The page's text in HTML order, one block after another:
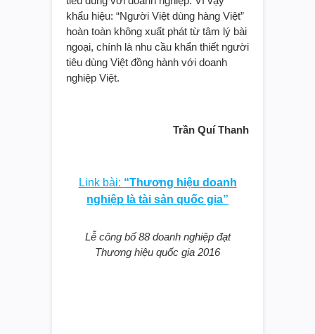
khẩu hiệu: “Người Việt dùng hàng Việt”
hoàn toàn không xuất phát từ tâm lý bài
ngoại, chính là nhu cầu khẩn thiết người
tiêu dùng Việt đồng hành với doanh
nghiệp Việt.
Trần Quí Thanh
Link bài: “Thương hiệu doanh
nghiệp là tài sản quốc gia”
Lễ công bố 88 doanh nghiệp đạt
Thương hiệu quốc gia 2016